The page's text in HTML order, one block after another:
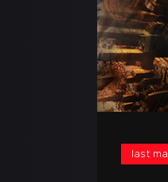
last